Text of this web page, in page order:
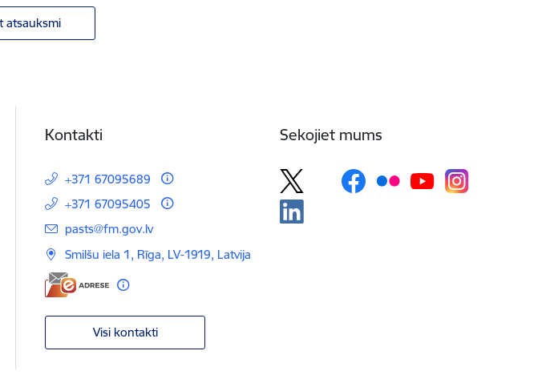
atsauksmi
Kontakti
+371 67095689
+371 67095405
E-pasts:
pasts@fm.gov.lv
Smilšu iela 1, Rīga, LV-1919, Latvija
Visi kontakti
Sekojiet mums